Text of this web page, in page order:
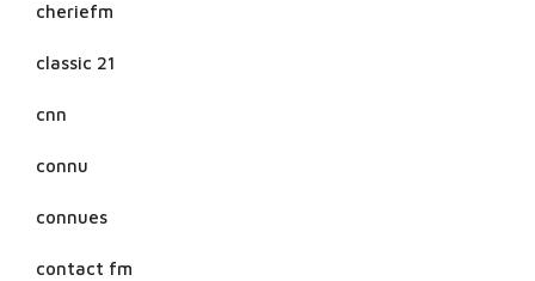
cheriefm
classic 21
cnn
connu
connues
contact fm